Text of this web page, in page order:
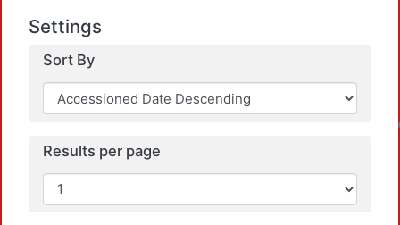
Settings
Sort By
Results per page